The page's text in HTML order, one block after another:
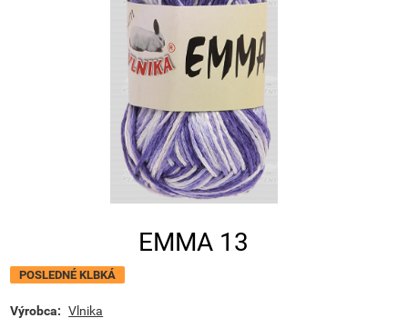
EMMA 13
POSLEDNÉ KLBKÁ
Výrobca: Vlnika